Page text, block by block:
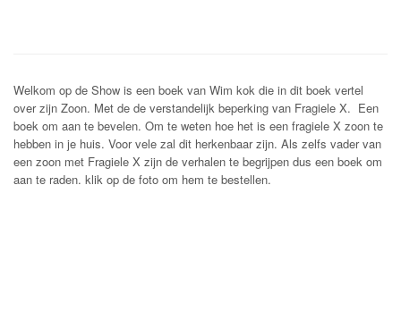
Welkom op de Show is een boek van Wim kok die in dit boek vertel
over zijn Zoon. Met de de verstandelijk beperking van Fragiele X. Een
boek om aan te bevelen. Om te weten hoe het is een fragiele X zoon te
hebben in je huis. Voor vele zal dit herkenbaar zijn. Als zelfs vader van
een zoon met Fragiele X zijn de verhalen te begrijpen dus een boek om
aan te raden. klik op de foto om hem te bestellen.